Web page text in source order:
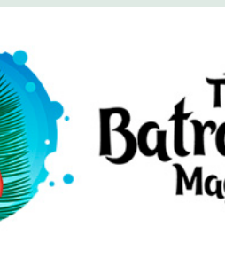
(официальный